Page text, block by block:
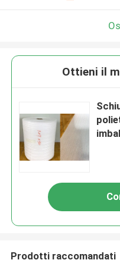
Ottieni il
Prodotti raccomandati